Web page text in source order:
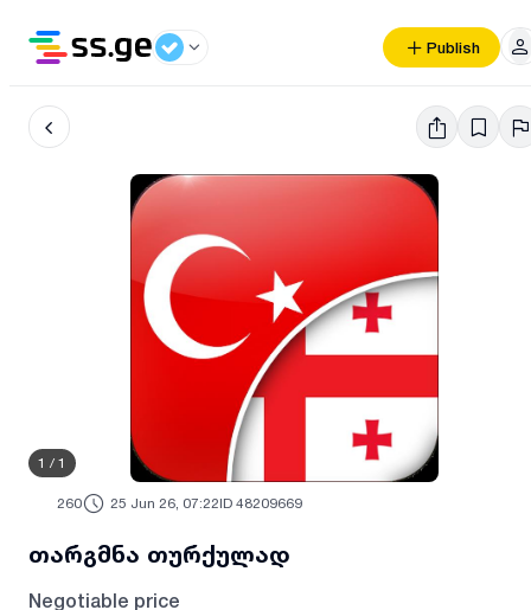
Publish
1 / 1
260 25 Jun 26, 07:22ID 48209669
თარგმნა თურქულად
Negotiable price